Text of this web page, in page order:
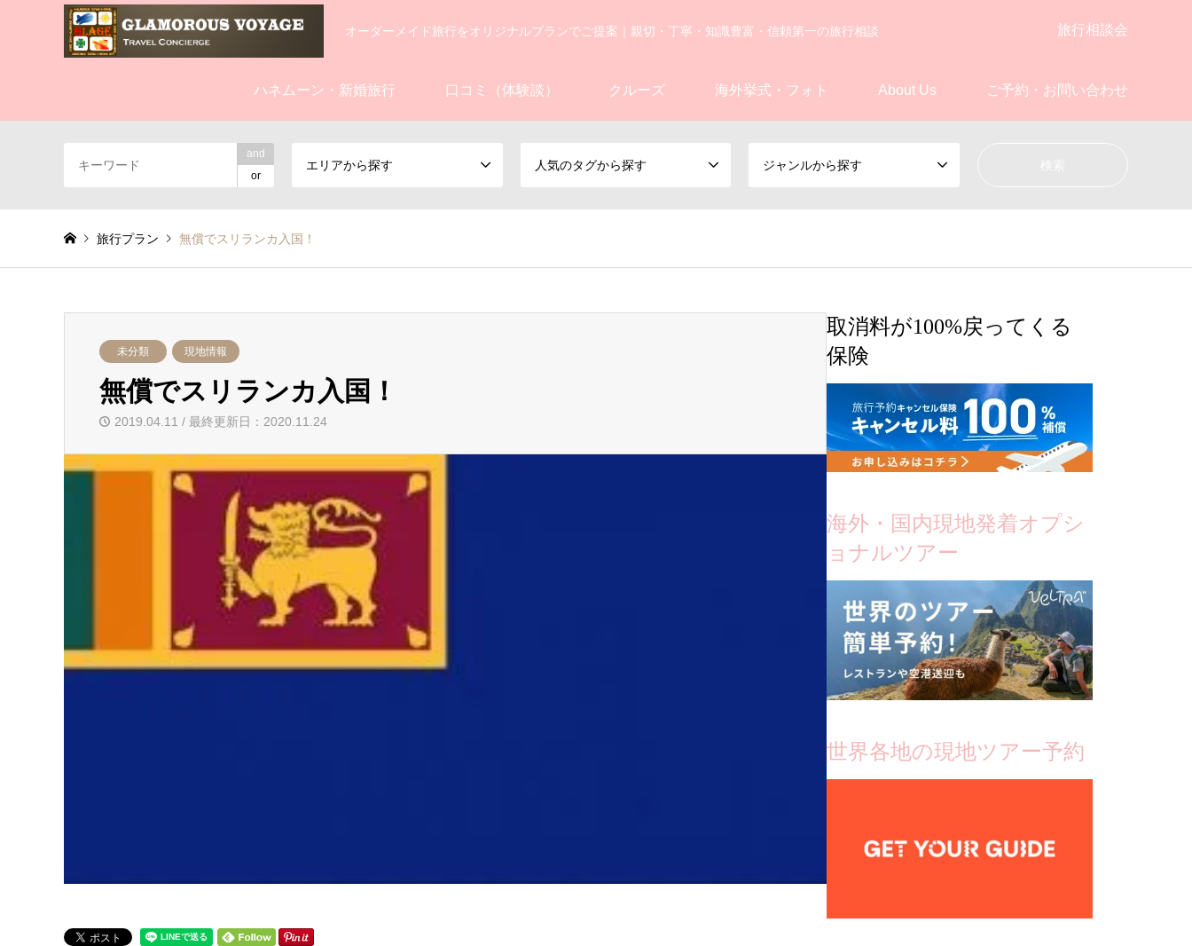
オーダーメイド旅行をオリジナルプランでご提案｜親切・丁寧・知識豊富・信頼第一の旅行相談 旅行相談会
ハネムーン・新婚旅行 口コミ（体験談） クルーズ 海外挙式・フォト About Us ご予約・お問い合わせ
and
or
エリアから探す 人気のタグから探す ジャンルから探す
旅行プラン 無償でスリランカ入国！
未分類 現地情報
無償でスリランカ入国！
2019.04.11 / 最終更新日：2020.11.24
取消料が100%戻ってくる
保険
海外・国内現地発着オプシ
ョナルツアー
世界各地の現地ツアー予約